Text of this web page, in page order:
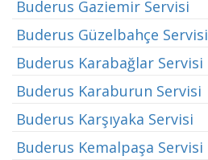
Buderus Gaziemir Servisi
Buderus Güzelbahçe Servisi
Buderus Karabağlar Servisi
Buderus Karaburun Servisi
Buderus Karşıyaka Servisi
Buderus Kemalpaşa Servisi